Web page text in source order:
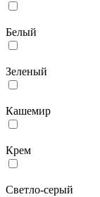
Белый
Зеленый
Кашемир
Крем
Светло-серый